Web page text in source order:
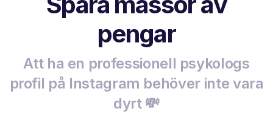
pengar
Att ha en professionell psykologs
profil på Instagram behöver inte vara
dyrt 💸